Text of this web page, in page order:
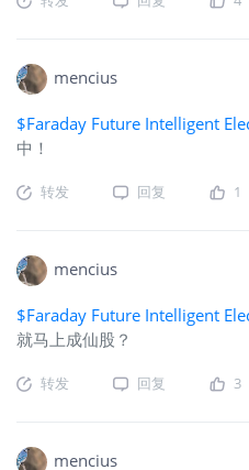
mencius
$Faraday Future Intelligent
中！
转发 回复 1
mencius
$Faraday Future Intelligent
就马上成仙股？
转发 回复 3
mencius